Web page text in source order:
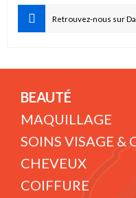
Retrouvez-nous sur
BEAUTÉ
MAQUILLAGE
SOINS VISAGE &
CHEVEUX
COIFFURE